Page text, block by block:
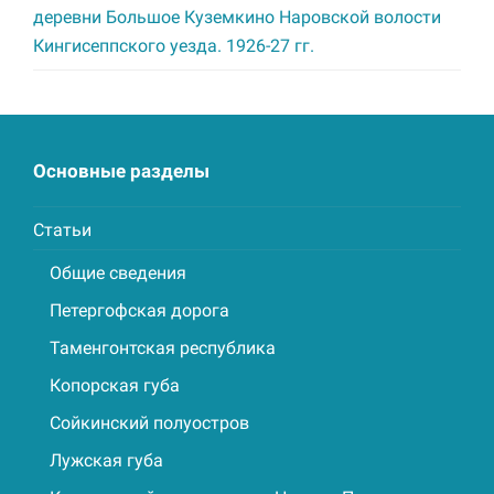
деревни Большое Куземкино Наровской волости
Кингисеппского уезда. 1926-27 гг.
Основные разделы
Статьи
Общие сведения
Петергофская дорога
Таменгонтская республика
Копорская губа
Сойкинский полуостров
Лужская губа